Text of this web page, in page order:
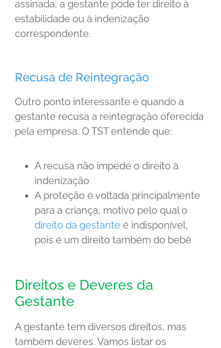
assinada, a gestante pode ter direito à
estabilidade ou à indenização
correspondente.
Recusa de Reintegração
Outro ponto interessante é quando a
gestante recusa a reintegração oferecida
pela empresa. O TST entende que:
A recusa não impede o direito à
indenização
A proteção é voltada principalmente
para a criança, motivo pelo qual o
direito da gestante é indisponível,
pois é um direito também do bebê
Direitos e Deveres da
Gestante
A gestante tem diversos direitos, mas
também deveres. Vamos listar os